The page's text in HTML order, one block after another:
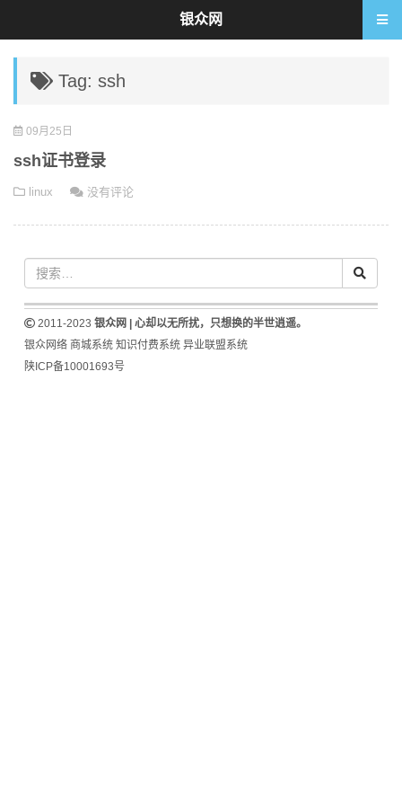
Tag: ssh
09月25日
ssh证书登录
linux 没有评论
2011-2023 银众网 | 心却以无所扰，只想换的半世逍遥。
银众网络 商城系统 知识付费系统 异业联盟系统
陕ICP备10001693号
银众网